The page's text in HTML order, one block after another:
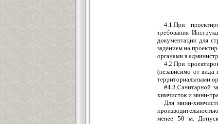
4.1.При
требования
документации для
заданием на
органами в
4.2.При
(независимо от вида
территориальными
#4.3.Санитарной
химчисток и мини-
Для мини-
менее 50 м.